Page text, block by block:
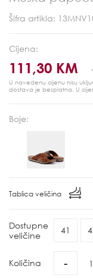
Šifra artikla:
Cijena:
111,30 KM
U navedenu cijenu nisu
dostava je besplatna. U
Boje:
Tablica veličina
Dostupne
veličine
41
Količina -